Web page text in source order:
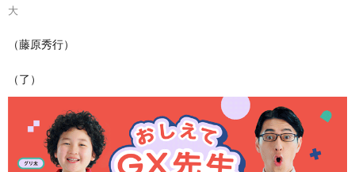
大
（藤原秀行）
（了）